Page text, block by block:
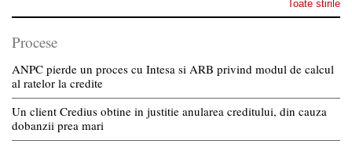
Toate stirile
Procese
ANPC pierde un proces cu Intesa si ARB privind modul de calcul
al ratelor la credite
Un client Credius obtine in justitie anularea creditului, din cauza
dobanzii prea mari